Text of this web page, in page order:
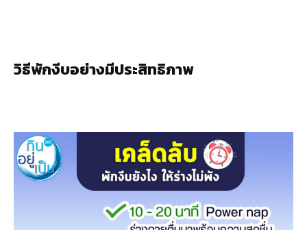
วิธีพักงีบอย่างมีประสิทธิภาพ